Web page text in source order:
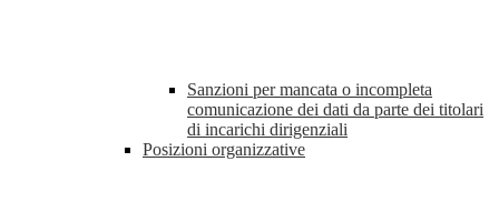
Sanzioni per mancata o incompleta
comunicazione dei dati da parte dei titolari
di incarichi dirigenziali
Posizioni organizzative